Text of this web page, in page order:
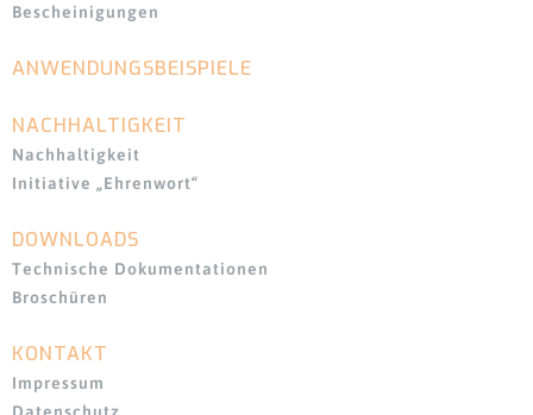
Bescheinigungen
Navigation
ANWENDUNGSBEISPIELE
NACHHALTIGKEIT
Nachhaltigkeit
Initiative „Ehrenwort“
Navigation
überspringen
DOWNLOADS
Technische Dokumentationen
Broschüren
KONTAKT
Impressum
Datenschutz